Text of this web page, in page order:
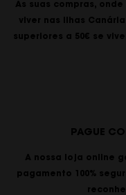
As suas compras,
viver nas Ilhas
superiores a 50€ se
PAGUE
A nossa loja online
pagamento 100%